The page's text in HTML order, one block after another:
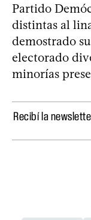
Partido
distintas al
demostrado
electorado
minorías
Recibí la